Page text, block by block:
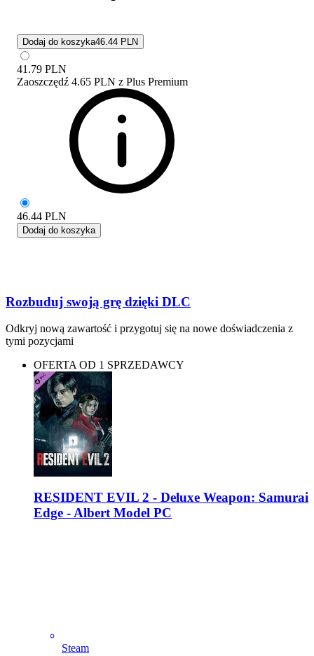
Dodaj do koszyka46.44 PLN
41.79 PLN
Zaoszczędź 4.65 PLN z Plus Premium
46.44 PLN
Dodaj do koszyka
Rozbuduj swoją grę dzięki DLC
Odkryj nową zawartość i przygotuj się na nowe doświadczenia z
tymi pozycjami
OFERTA OD 1 SPRZEDAWCY
RESIDENT EVIL 2 - Deluxe Weapon: Samurai
Edge - Albert Model PC
Steam